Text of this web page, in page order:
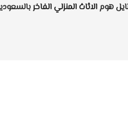
هوم الاثاث المنزلي الفاخر